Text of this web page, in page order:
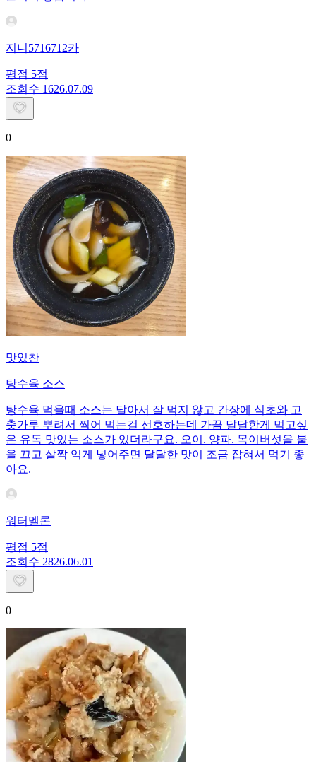
지니5716712카
평점 5점
조회수 1626.07.09
0
맛있찬
탕수육 소스
탕수육 먹을때 소스는 달아서 잘 먹지 않고 간장에 식초와 고
춧가루 뿌려서 찍어 먹는걸 선호하는데 가끔 달달한게 먹고싶
은 유독 맛있는 소스가 있더라구요. 오이. 양파. 목이버섯을 불
을 끄고 살짝 익게 넣어주면 달달한 맛이 조금 잡혀서 먹기 좋
아요.
워터멜론
평점 5점
조회수 2826.06.01
0